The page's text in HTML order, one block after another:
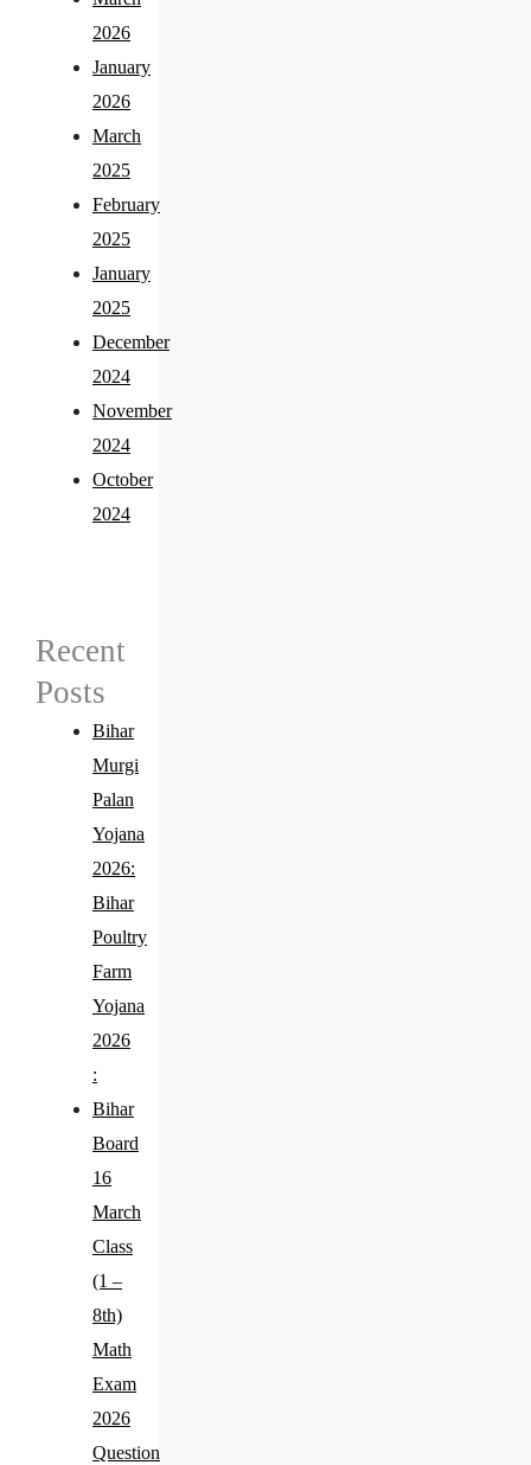
2026
January
2026
March
2025
February
2025
January
2025
December
2024
November
2024
October
2024
Recent
Posts
Bihar
Murgi
Palan
Yojana
2026:
Bihar
Poultry
Farm
Yojana
2026
:
Bihar
Board
16
March
Class
(1 –
8th)
Math
Exam
2026
Question